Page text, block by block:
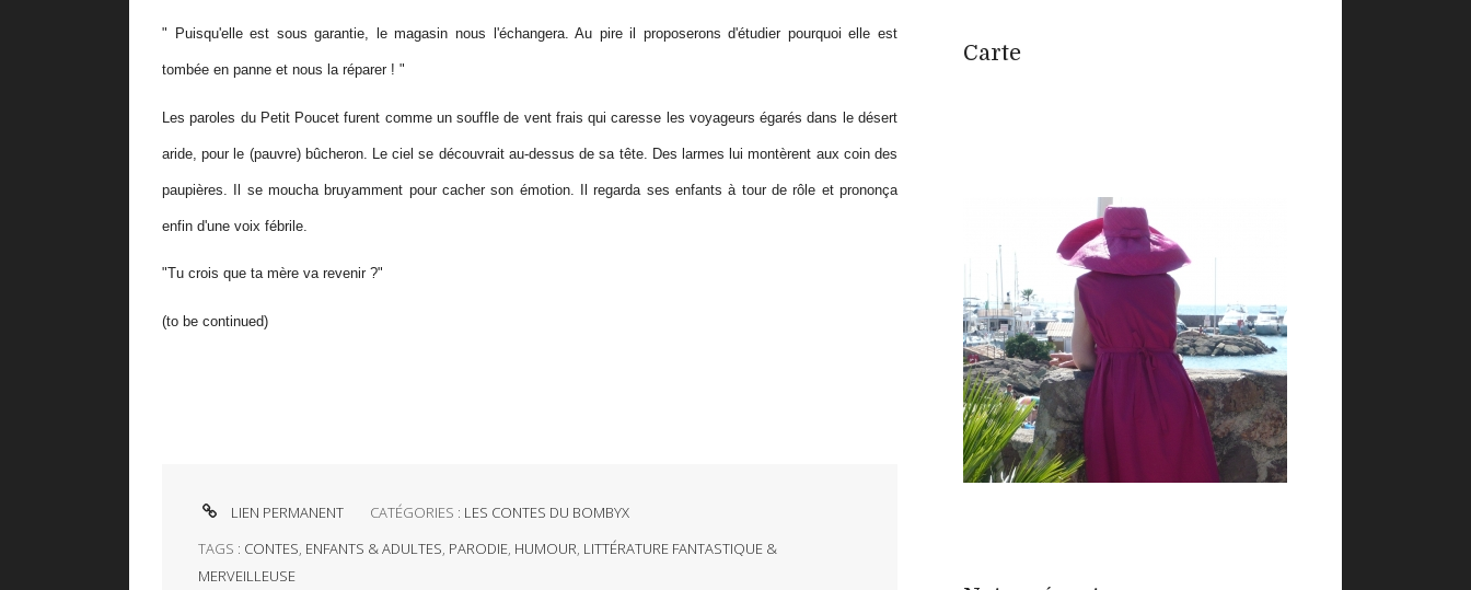
" Puisqu'elle est sous garantie, le magasin nous l'échangera. Au pire il proposerons d'étudier pourquoi elle est
tombée en panne et nous la réparer ! "
Les paroles du Petit Poucet furent comme un souffle de vent frais qui caresse les voyageurs égarés dans le désert
aride, pour le (pauvre) bûcheron. Le ciel se découvrait au-dessus de sa tête. Des larmes lui montèrent aux coin des
paupières. Il se moucha bruyamment pour cacher son émotion. Il regarda ses enfants à tour de rôle et prononça
enfin d'une voix fébrile.
"Tu crois que ta mère va revenir ?"
(to be continued)
LIEN PERMANENT CATÉGORIES : LES CONTES DU BOMBYX
TAGS : CONTES, ENFANTS & ADULTES, PARODIE, HUMOUR, LITTÉRATURE FANTASTIQUE &
MERVEILLEUSE
Carte